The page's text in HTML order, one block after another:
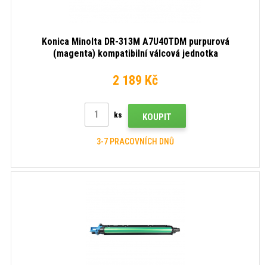
Konica Minolta DR-313M A7U40TDM purpurová
(magenta) kompatibilní válcová jednotka
2 189 Kč
ks KOUPIT
3-7 PRACOVNÍCH DNŮ